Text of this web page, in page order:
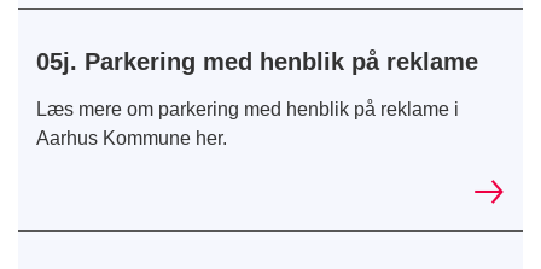
05j. Parkering med henblik på reklame
Læs mere om parkering med henblik på reklame i
Aarhus Kommune her.